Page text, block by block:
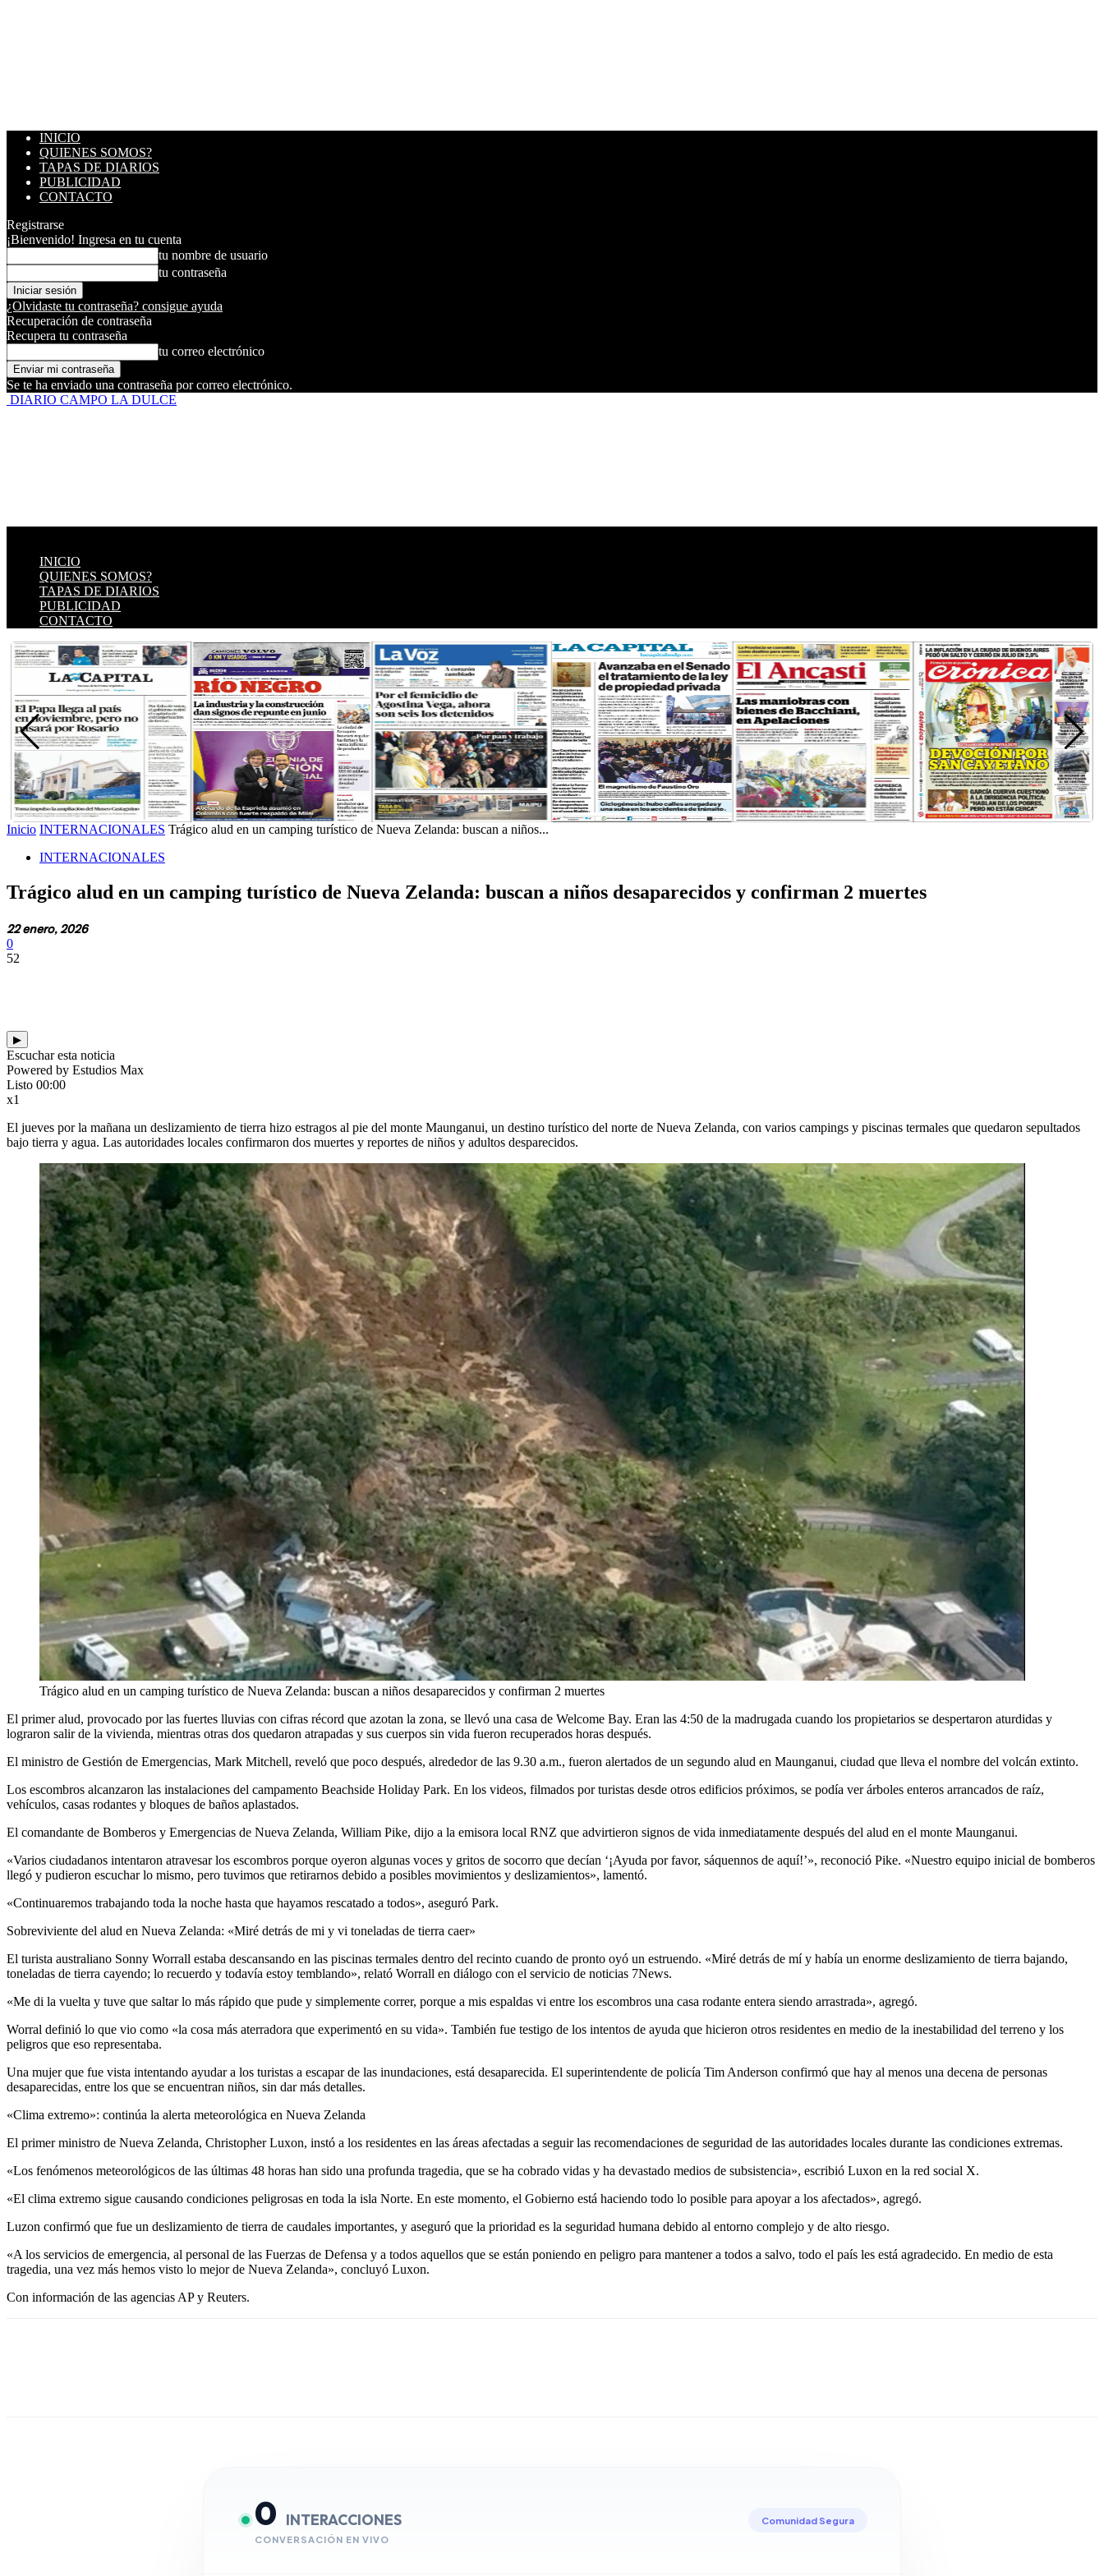
INICIO
QUIENES SOMOS?
TAPAS DE DIARIOS
PUBLICIDAD
CONTACTO
Registrarse
¡Bienvenido! Ingresa en tu cuenta
tu nombre de usuario
tu contraseña
¿Olvidaste tu contraseña? consigue ayuda
Recuperación de contraseña
Recupera tu contraseña
tu correo electrónico
Se te ha enviado una contraseña por correo electrónico.
DIARIO CAMPO LA DULCE
INICIO
QUIENES SOMOS?
TAPAS DE DIARIOS
PUBLICIDAD
CONTACTO
Inicio INTERNACIONALES Trágico alud en un camping turístico de Nueva Zelanda: buscan a niños...
INTERNACIONALES
Trágico alud en un camping turístico de Nueva Zelanda: buscan a niños desaparecidos y confirman 2 muertes
22 enero, 2026
0
52
▶
Escuchar esta noticia
Powered by Estudios Max
Listo 00:00
x1
El jueves por la mañana un deslizamiento de tierra hizo estragos al pie del monte Maunganui, un destino turístico del norte de Nueva Zelanda, con varios campings y piscinas termales que quedaron sepultados
bajo tierra y agua. Las autoridades locales confirmaron dos muertes y reportes de niños y adultos desparecidos.
Trágico alud en un camping turístico de Nueva Zelanda: buscan a niños desaparecidos y confirman 2 muertes
El primer alud, provocado por las fuertes lluvias con cifras récord que azotan la zona, se llevó una casa de Welcome Bay. Eran las 4:50 de la madrugada cuando los propietarios se despertaron aturdidas y
lograron salir de la vivienda, mientras otras dos quedaron atrapadas y sus cuerpos sin vida fueron recuperados horas después.
El ministro de Gestión de Emergencias, Mark Mitchell, reveló que poco después, alrededor de las 9.30 a.m., fueron alertados de un segundo alud en Maunganui, ciudad que lleva el nombre del volcán extinto.
Los escombros alcanzaron las instalaciones del campamento Beachside Holiday Park. En los videos, filmados por turistas desde otros edificios próximos, se podía ver árboles enteros arrancados de raíz,
vehículos, casas rodantes y bloques de baños aplastados.
El comandante de Bomberos y Emergencias de Nueva Zelanda, William Pike, dijo a la emisora ​​local RNZ que advirtieron signos de vida inmediatamente después del alud en el monte Maunganui.
«Varios ciudadanos intentaron atravesar los escombros porque oyeron algunas voces y gritos de socorro que decían ‘¡Ayuda por favor, sáquennos de aquí!’», reconoció Pike. «Nuestro equipo inicial de bomberos
llegó y pudieron escuchar lo mismo, pero tuvimos que retirarnos debido a posibles movimientos y deslizamientos», lamentó.
«Continuaremos trabajando toda la noche hasta que hayamos rescatado a todos», aseguró Park.
Sobreviviente del alud en Nueva Zelanda: «Miré detrás de mi y vi toneladas de tierra caer»
El turista australiano Sonny Worrall estaba descansando en las piscinas termales dentro del recinto cuando de pronto oyó un estruendo. «Miré detrás de mí y había un enorme deslizamiento de tierra bajando,
toneladas de tierra cayendo; lo recuerdo y todavía estoy temblando», relató Worrall en diálogo con el servicio de noticias 7News.
«Me di la vuelta y tuve que saltar lo más rápido que pude y simplemente correr, porque a mis espaldas vi entre los escombros una casa rodante entera siendo arrastrada», agregó.
Worral definió lo que vio como «la cosa más aterradora que experimentó en su vida». También fue testigo de los intentos de ayuda que hicieron otros residentes en medio de la inestabilidad del terreno y los
peligros que eso representaba.
Una mujer que fue vista intentando ayudar a los turistas a escapar de las inundaciones, está desaparecida. El superintendente de policía Tim Anderson confirmó que hay al menos una decena de personas
desaparecidas, entre los que se encuentran niños, sin dar más detalles.
«Clima extremo»: continúa la alerta meteorológica en Nueva Zelanda
El primer ministro de Nueva Zelanda, Christopher Luxon, instó a los residentes en las áreas afectadas a seguir las recomendaciones de seguridad de las autoridades locales durante las condiciones extremas.
«Los fenómenos meteorológicos de las últimas 48 horas han sido una profunda tragedia, que se ha cobrado vidas y ha devastado medios de subsistencia», escribió Luxon en la red social X.
«El clima extremo sigue causando condiciones peligrosas en toda la isla Norte. En este momento, el Gobierno está haciendo todo lo posible para apoyar a los afectados», agregó.
Luzon confirmó que fue un deslizamiento de tierra de caudales importantes, y aseguró que la prioridad es la seguridad humana debido al entorno complejo y de alto riesgo.
«A los servicios de emergencia, al personal de las Fuerzas de Defensa y a todos aquellos que se están poniendo en peligro para mantener a todos a salvo, todo el país les está agradecido. En medio de esta
tragedia, una vez más hemos visto lo mejor de Nueva Zelanda», concluyó Luxon.
Con información de las agencias AP y Reuters.
0 INTERACCIONES
CONVERSACIÓN EN VIVO
Comunidad Segura